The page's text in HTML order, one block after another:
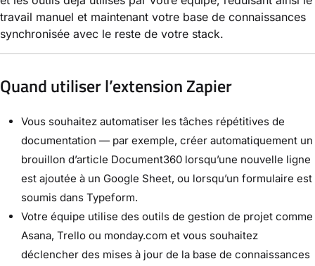
travail manuel et maintenant votre base de connaissances
synchronisée avec le reste de votre stack.
Quand utiliser l’extension Zapier
Vous souhaitez automatiser les tâches répétitives de
documentation — par exemple, créer automatiquement un
brouillon d’article Document360 lorsqu’une nouvelle ligne
est ajoutée à un Google Sheet, ou lorsqu’un formulaire est
soumis dans Typeform.
Votre équipe utilise des outils de gestion de projet comme
Asana, Trello ou monday.com et vous souhaitez
déclencher des mises à jour de la base de connaissances